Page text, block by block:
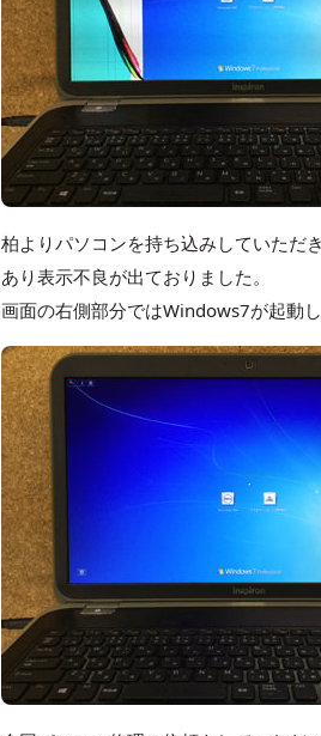
柏よりパソコンを持ち込みしていただ
あり表示不良が出ておりました。
画面の右側部分ではWindows7が起動